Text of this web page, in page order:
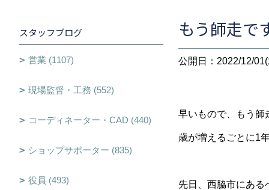
もう師走で
公開日：2022/12/
早いもので、もう師
歳が増えるごとに1
先日、西脇市にある
スタッフブログ
営業 (1107)
現場監督・工務 (552)
コーディネーター・CAD (440)
ショップサポーター (835)
役員 (493)